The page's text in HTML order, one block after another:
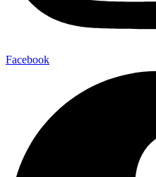
Facebook